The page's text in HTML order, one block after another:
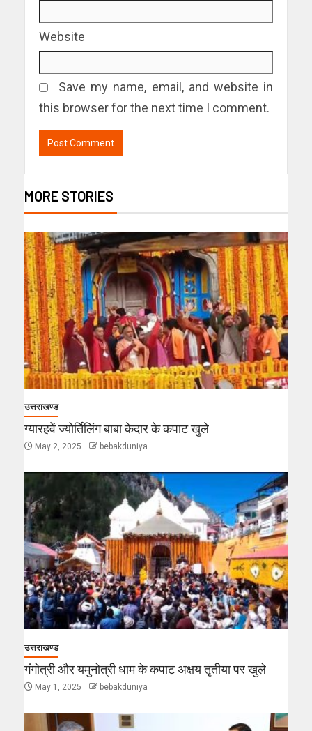
Website
Save my name, email, and website in
this browser for the next time I comment.
MORE STORIES
उत्तराखण्ड
ग्यारहवें ज्योर्तिलिंग बाबा केदार के कपाट खुले
May 2, 2025 bebakduniya
उत्तराखण्ड
गंगोत्री और यमुनोत्री धाम के कपाट अक्षय तृतीया पर खुले
May 1, 2025 bebakduniya